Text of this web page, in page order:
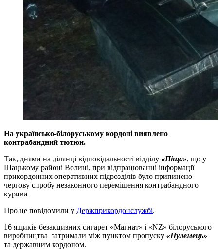
На українсько-білоруському кордоні виявлено
контрабандний тютюн.
Так, днями на ділянці відповідальності відділу «Піща», що у
Шацькому районі Волині, при відпрацюванні інформації
прикордонних оперативних підрозділів було припинено
чергову спробу незаконного переміщення контрабандного
курива.
Про це повідомили у Держприкордонслужбі.
16 ящиків безакцизних сигарет «Магнат» і «NZ» білоруського
виробництва затримали між пунктом пропуску «Пулемець»
та державним кордоном.